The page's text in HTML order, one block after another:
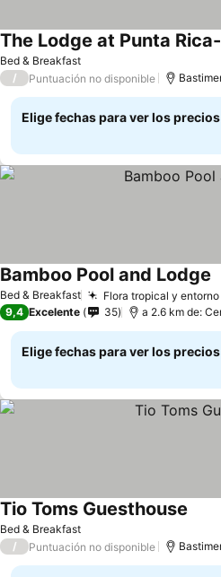
Bed & Breakfast
Ver precios
/ Puntuación no disponible
Elige fechas para ver los
Bed & Breakfast Flora tropical y
Bamboo Pool and Lodge
9,4 Excelente 35 a 2.6 km de:
Elige fechas para ver los
Bed & Breakfast
Tio Toms Guesthouse
/ Puntuación no disponible